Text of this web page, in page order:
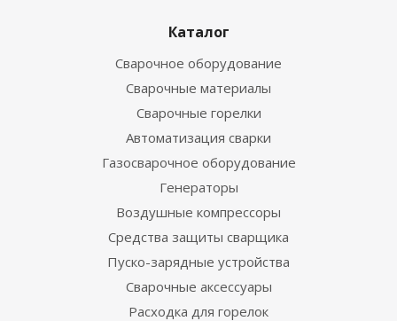
Каталог
Сварочное оборудование
Сварочные материалы
Сварочные горелки
Автоматизация сварки
Газосварочное оборудование
Генераторы
Воздушные компрессоры
Средства защиты сварщика
Пуско-зарядные устройства
Сварочные аксессуары
Расходка для горелок